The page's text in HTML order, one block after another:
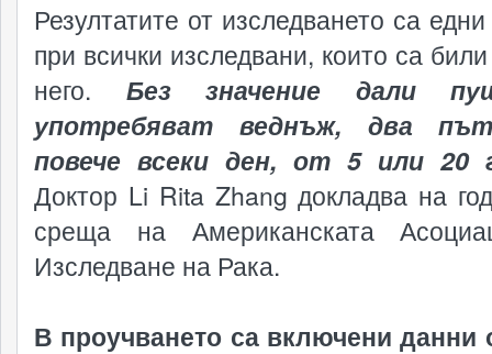
Резултатите от изследването са
при всички изследвани, които са
него. Без значение дали
употребяват веднъж, два
повече всеки ден, от 5 или 20
Доктор Li Rita Zhang докладва на
среща на Американската
Изследване на Рака.
В проучването са включени данни